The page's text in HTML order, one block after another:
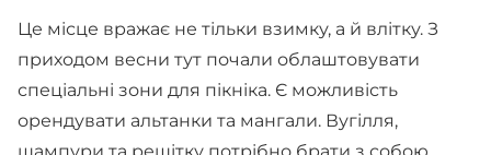
Це місце вражає не тільки взимку, а й влітку. З
приходом весни тут почали облаштовувати
спеціальні зони для пікніка. Є можливість
орендувати альтанки та мангали. Вугілля,